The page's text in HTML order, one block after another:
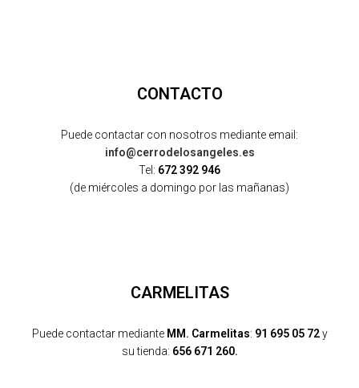
CONTACTO
Puede contactar con nosotros mediante email:
info@cerrodelosangeles.es
Tel: 672 392 946
(de miércoles a domingo por las mañanas)
CARMELITAS
Puede contactar medianteMM. Carmelitas: 91 695 05 72y
su tienda: 656 671 260.